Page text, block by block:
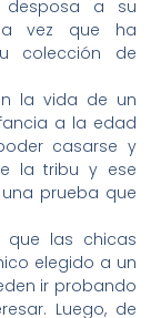
desposa a su
vez que ha
colección de
la vida de un
a la edad
casarse y
la tribu y ese
prueba que
que las chicas
elegido a un
ir probando
Luego, de